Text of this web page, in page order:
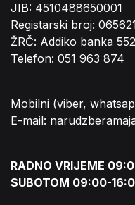
JIB: 4510488650001
Registarski broj:
ŽRČ: Addiko banka
Telefon: 051 963 874
Mobilni (viber,
E-mail:
RADNO VRIJEME
SUBOTOM 09:00-